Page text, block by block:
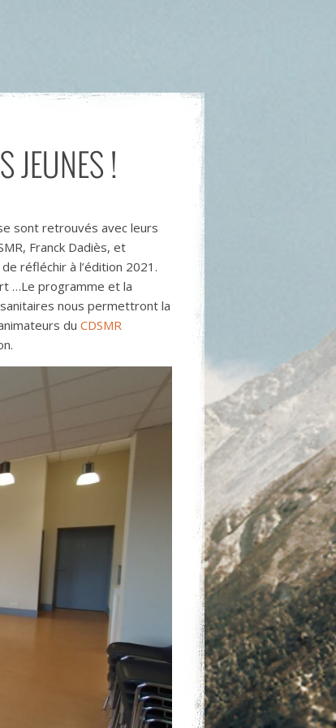
JEUNES !
sont retrouvés avec leurs
Franck Dadiès, et
réfléchir à l’édition 2021.
…Le programme et la
nous permettront la
du CDSMR